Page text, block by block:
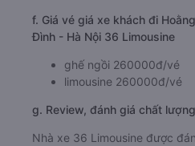
f. Giá vé giá xe khách đi
Đình - Hà Nội 36 Limousine
ghế ngồi 260000đ/vé
limousine 260000đ/vé
g. Review, đánh giá chất
Nhà xe 36 Limousine được